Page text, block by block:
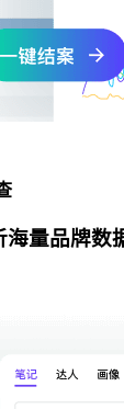
量品牌数